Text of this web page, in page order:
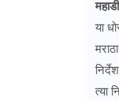
​या
त्या